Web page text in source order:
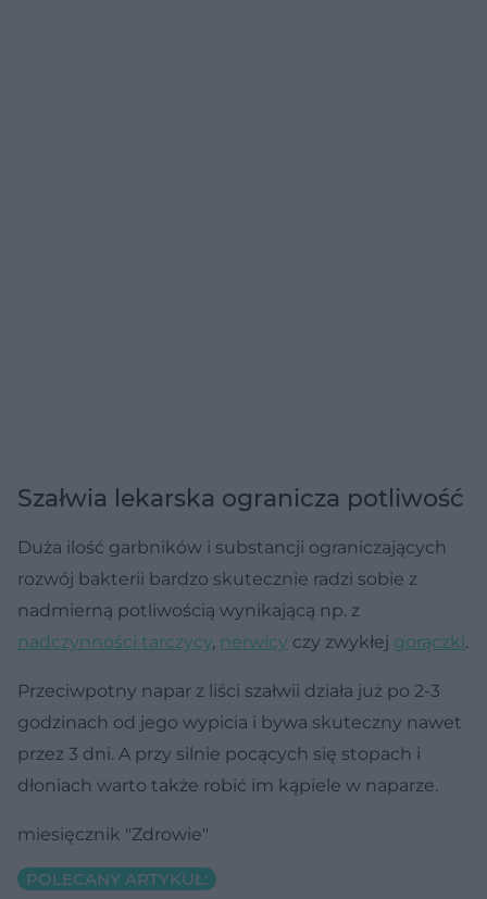
Szałwia lekarska ogranicza potliwość
Duża ilość garbników i substancji ograniczających
rozwój bakterii bardzo skutecznie radzi sobie z
nadmierną potliwością wynikającą np. z
nadczynności tarczycy, nerwicy czy zwykłej gorączki.
Przeciwpotny napar z liści szałwii działa już po 2-3
godzinach od jego wypicia i bywa skuteczny nawet
przez 3 dni. A przy silnie pocących się stopach i
dłoniach warto także robić im kąpiele w naparze.
miesięcznik "Zdrowie"
POLECANY ARTYKUŁ: